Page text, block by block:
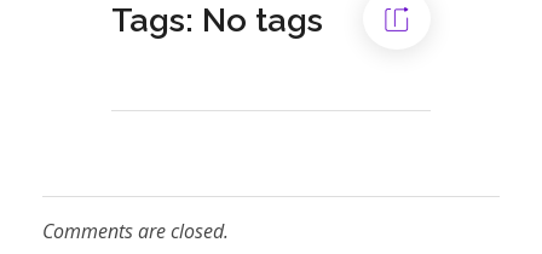
Tags: No tags
Comments are closed.